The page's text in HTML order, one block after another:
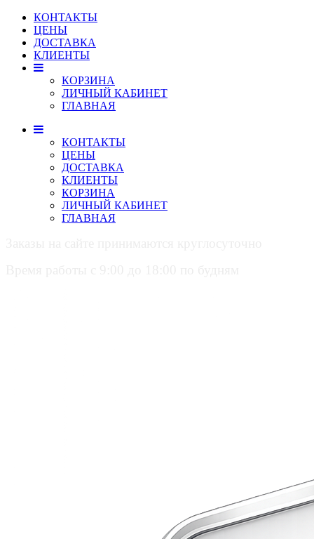
КОНТАКТЫ
ЦЕНЫ
ДОСТАВКА
КЛИЕНТЫ
КОРЗИНА
ЛИЧНЫЙ КАБИНЕТ
ГЛАВНАЯ
КОНТАКТЫ
ЦЕНЫ
ДОСТАВКА
КЛИЕНТЫ
КОРЗИНА
ЛИЧНЫЙ КАБИНЕТ
ГЛАВНАЯ